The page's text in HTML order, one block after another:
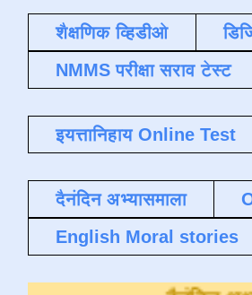
शैक्षणिक व्हिडीओ
NMMS परीक्षा सराव टेस्ट
इयत्तानिहाय Online Test
दैनंदिन अभ्यासमाला
English Moral stories